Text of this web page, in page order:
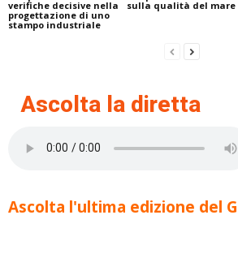
verifiche decisive nella
progettazione di uno
stampo industriale
sulla qualità del mare
Ascolta la diretta
Ascolta l'ultima edizione del